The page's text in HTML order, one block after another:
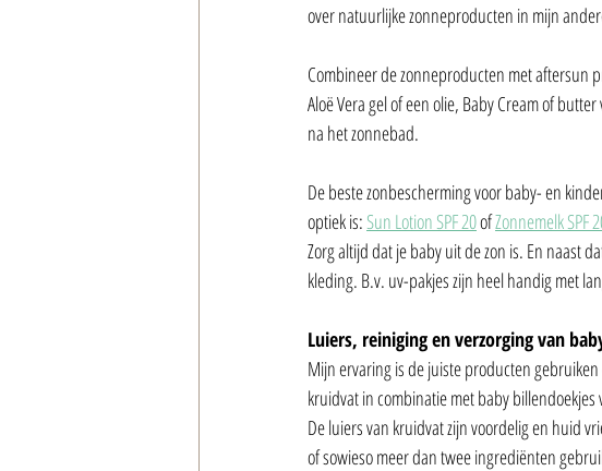
over natuurlijke zonneproducten in mijn
Combineer de zonneproducten met aftersun
Aloë Vera gel of een olie, Baby Cream of
na het zonnebad.
De beste zonbescherming voor baby- en
optiek is: Sun Lotion SPF 20 of Zonnemelk SPF
Zorg altijd dat je baby uit de zon is. En naast
kleding. B.v. uv-pakjes zijn heel handig met
Luiers, reiniging en verzorging van
Mijn ervaring is de juiste producten
kruidvat in combinatie met baby billendoekjes
De luiers van kruidvat zijn voordelig en huid
of sowieso meer dan twee ingrediënten